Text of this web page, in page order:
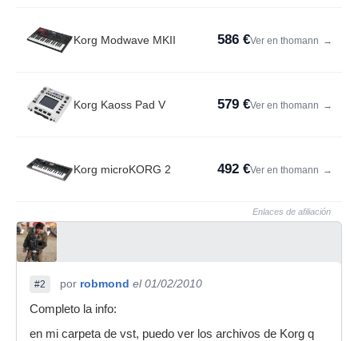
Korg Modwave MKII 586 €Ver en thomann →
Korg Kaoss Pad V 579 €Ver en thomann →
Korg microKORG 2 492 €Ver en thomann →
Enlaces de afiliación
#2 por robmond el 01/02/2010
Completo la info:
en mi carpeta de vst, puedo ver los archivos de Korg q